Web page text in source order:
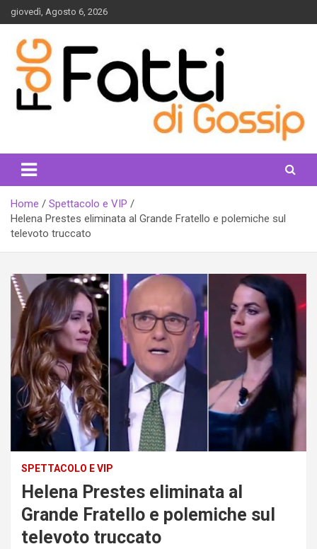
Skip
to
content
giovedì, Agosto 6, 2026
fattidigossip.com
Home
Spettacolo e VIP
Helena Prestes eliminata al Grande Fratello e polemiche sul
televoto truccato
SPETTACOLO E VIP
Helena Prestes eliminata al
Grande Fratello e polemiche sul
televoto truccato